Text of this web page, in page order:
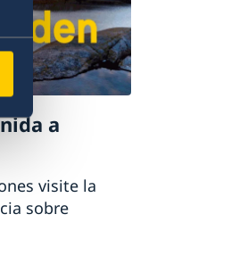
a
visite la
sobre